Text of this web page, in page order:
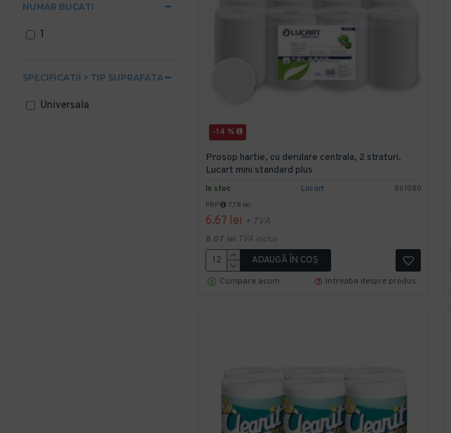
NUMAR BUCATI
1
SPECIFICATII > TIP SUPRAFATA
Universala
-14 %
In stoc Lucart 861080
Prosop hartie, cu derulare centrala, 2 straturi,
Lucart mini standard plus
PRP 7,78 lei
6,67 lei + TVA
8,07 lei TVA inclus
ADAUGĂ ÎN COŞ
Cumpara acum
Intreaba despre produs